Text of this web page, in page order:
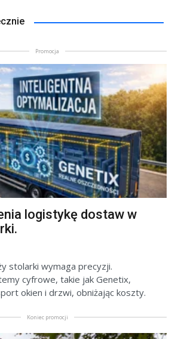
Promocja
logistykę dostaw w
stolarki wymaga precyzji.
cyfrowe, takie jak Genetix,
okien i drzwi, obniżając koszty.
Koniec promocji